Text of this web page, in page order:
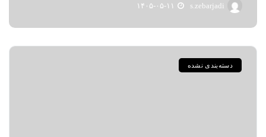
s.zebarjadi ۱۴۰۵-۰۵-۱۱
دسته‌بندی نشده